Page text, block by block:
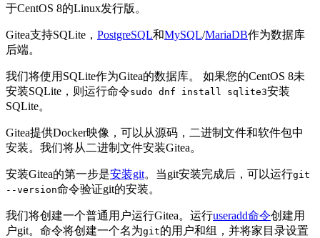
于CentOS 8的Linux发行版。
Gitea支持SQLite， PostgreSQL和MySQL/MariaDB作为数据库
后端。
我们将使用SQLite作为Gitea的数据库。 如果您的CentOS 8未
安装SQLite，则运行命令sudo dnf install sqlite3安装
SQLite。
Gitea提供Docker映像，可以从源码，二进制文件和软件包中
安装。我们将从二进制文件安装Gitea。
安装Gitea的第一步是安装git。当git安装完成后，可以运行git
--version命令验证git的安装。
我们将创建一个普通用户运行Gitea。运行useradd命令创建用
户git。命令将创建一个名为git的用户和组，并将家目录设置